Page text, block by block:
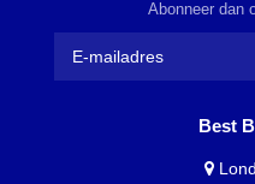
Abonneer dan
Best